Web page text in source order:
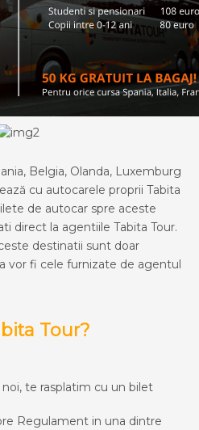
Belgia, Olanda, Luxemburg
cu autocarele proprii Tabita
de autocar spre aceste
direct la agentiile Tabita Tour.
destinatii sunt doar
vor fi cele furnizate de agentul
Tour?
te rasplatim cu un bilet
Regulament in una dintre